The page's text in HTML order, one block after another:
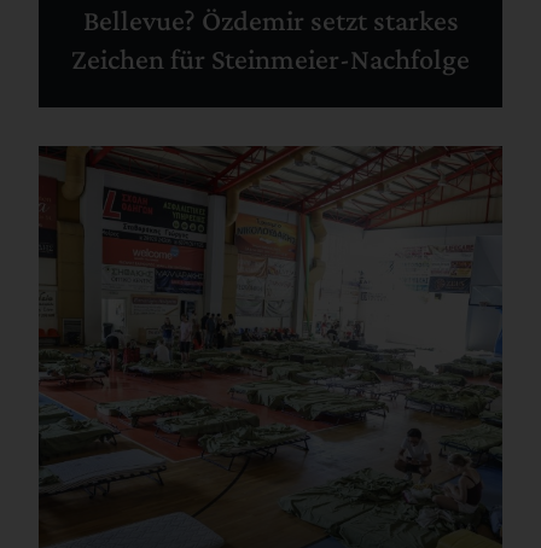
Bellevue? Özdemir setzt starkes
Zeichen für Steinmeier-Nachfolge